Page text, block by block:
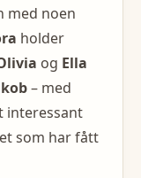
med noen
holder
og Ella
– med
interessant
som har fått